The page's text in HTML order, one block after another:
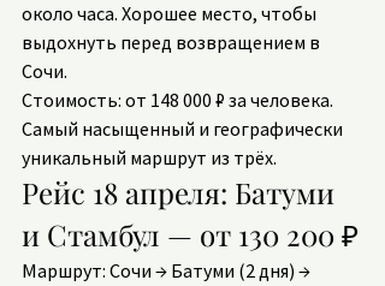
около часа. Хорошее место, чтобы
выдохнуть перед возвращением в
Сочи.
Стоимость: от 148 000 ₽ за человека.
Самый насыщенный и географически
уникальный маршрут из трёх.
Рейс 18 апреля: Батуми
и Стамбул — от 130 200 ₽
Маршрут: Сочи → Батуми (2 дня) →